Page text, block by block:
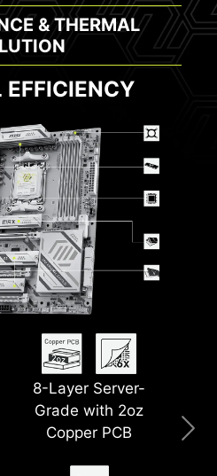
& THERMAL
8-Layer Server-
Grade with 2oz
Copper PCB
5G LAN
Pre-Installed I/O
Shield